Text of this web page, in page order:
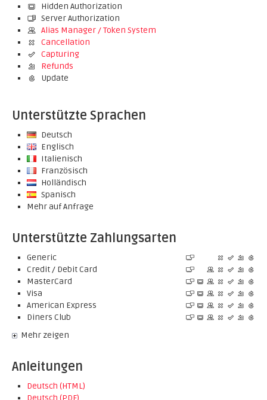
Hidden Authorization
Server Authorization
Alias Manager / Token System
Cancellation
Capturing
Refunds
Update
Unterstützte Sprachen
Deutsch
Englisch
Italienisch
Französisch
Holländisch
Spanisch
Mehr auf Anfrage
Unterstützte Zahlungsarten
Generic
Credit / Debit Card
MasterCard
Visa
American Express
Diners Club
Mehr zeigen
Anleitungen
Deutsch (HTML)
Deutsch (PDF)